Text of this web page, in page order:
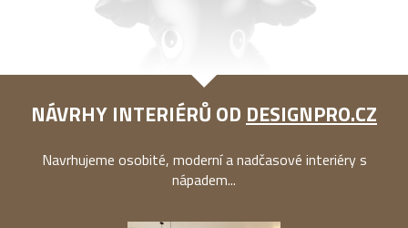
NÁVRHY INTERIÉRŮ OD DESIGNPRO.CZ
Navrhujeme osobité, moderní a nadčasové interiéry s
nápadem...